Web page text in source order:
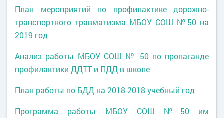
План мероприятий по профилактике дорожно-
транспортного травматизма МБОУ СОШ №50 на
2019 год
Анализ работы МБОУ СОШ № 50 по пропаганде
профилактики ДДТТ и ПДД в школе
План работы по БДД на 2018-2018 учебный год
Программа работы МБОУ СОШ №50 им